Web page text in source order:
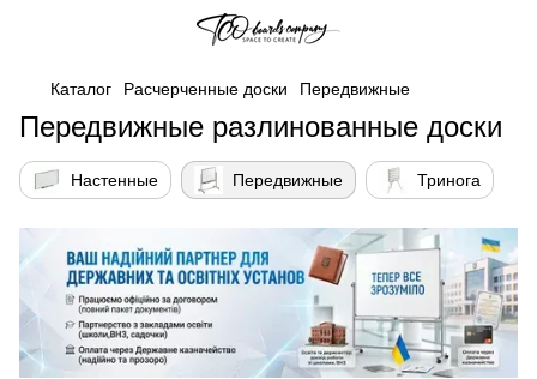
Каталог Расчерченные доски Передвижные
Передвижные разлинованные доски
Настенные Передвижные Тринога